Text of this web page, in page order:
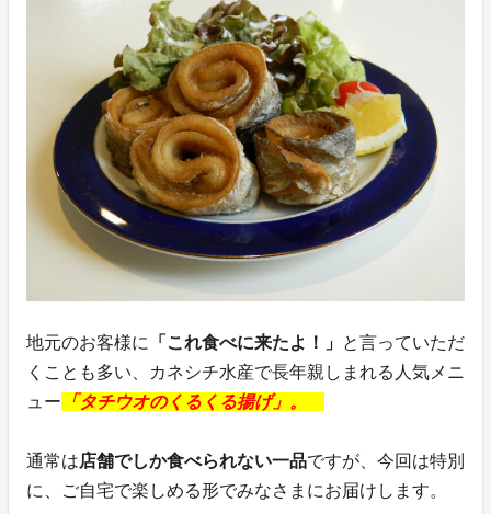
地元のお客様に 「これ食べに来たよ！」 と言っていただ
くことも多い、カネシチ水産で長年親しまれる人気メニ
ュー 「タチウオのくるくる揚げ」。
通常は店舗でしか食べられない一品ですが、今回は特別
に、ご自宅で楽しめる形でみなさまにお届けします。